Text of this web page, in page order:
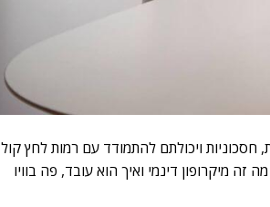
חסכוניות ויכולתם להתמודד עם רמות לחץ קול
מיקרופון דינמי ואיך הוא עובד, פה בוויו